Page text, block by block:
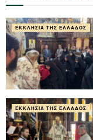
ΕΚΚΛΗΣΊΑ ΤΗΣ ΕΛΛΆΔΟΣ
ΕΚΚΛΗΣΊΑ ΤΗΣ ΕΛΛΆΔΟΣ